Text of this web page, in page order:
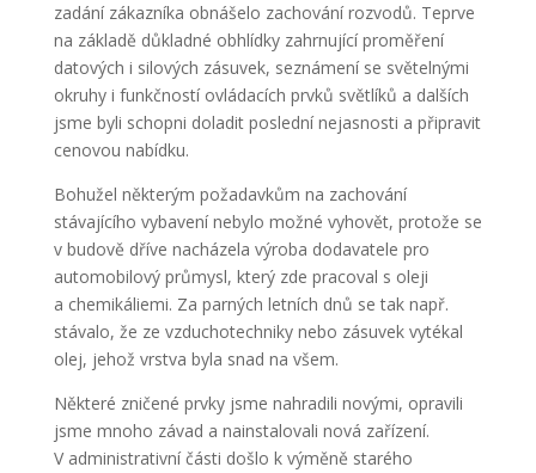
zadání zákazníka obnášelo zachování rozvodů. Teprve
na základě důkladné obhlídky zahrnující proměření
datových i silových zásuvek, seznámení se světelnými
okruhy i funkčností ovládacích prvků světlíků a dalších
jsme byli schopni doladit poslední nejasnosti a připravit
cenovou nabídku.
Bohužel některým požadavkům na zachování
stávajícího vybavení nebylo možné vyhovět, protože se
v budově dříve nacházela výroba dodavatele pro
automobilový průmysl, který zde pracoval s oleji
a chemikáliemi. Za parných letních dnů se tak např.
stávalo, že ze vzduchotechniky nebo zásuvek vytékal
olej, jehož vrstva byla snad na všem.
Některé zničené prvky jsme nahradili novými, opravili
jsme mnoho závad a nainstalovali nová zařízení.
V administrativní části došlo k výměně starého